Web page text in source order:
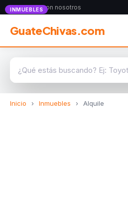
Anunciate con nosotros
GuateChivas.com
Inicio › Inmuebles › Alquile
INMUEBLES